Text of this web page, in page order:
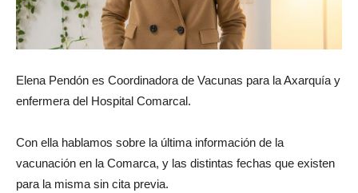
Elena Pendón es Coordinadora de Vacunas para la Axarquía y
enfermera del Hospital Comarcal.
Con ella hablamos sobre la última información de la
vacunación en la Comarca, y las distintas fechas que existen
para la misma sin cita previa.